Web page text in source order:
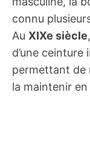
connu
Au XIXe siècle
d’une
permettant de
la maintenir en